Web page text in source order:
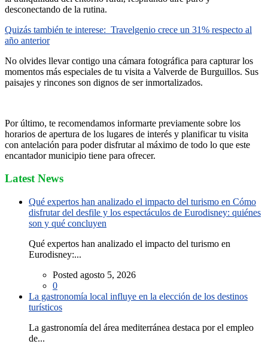
desconectando de la rutina.
Quizás también te interese: Travelgenio crece un 31% respecto al
año anterior
No olvides llevar contigo una cámara fotográfica para capturar los
momentos más especiales de tu visita a Valverde de Burguillos. Sus
paisajes y rincones son dignos de ser inmortalizados.
Por último, te recomendamos informarte previamente sobre los
horarios de apertura de los lugares de interés y planificar tu visita
con antelación para poder disfrutar al máximo de todo lo que este
encantador municipio tiene para ofrecer.
Latest News
Qué expertos han analizado el impacto del turismo en Cómo
disfrutar del desfile y los espectáculos de Eurodisney: quiénes
son y qué concluyen
Qué expertos han analizado el impacto del turismo en
Eurodisney:...
Posted agosto 5, 2026
0
La gastronomía local influye en la elección de los destinos
turísticos
La gastronomía del área mediterránea destaca por el empleo
de...